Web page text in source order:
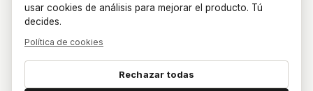
usar cookies de análisis para mejorar el producto. Tú
decides.
Política de cookies
Rechazar todas